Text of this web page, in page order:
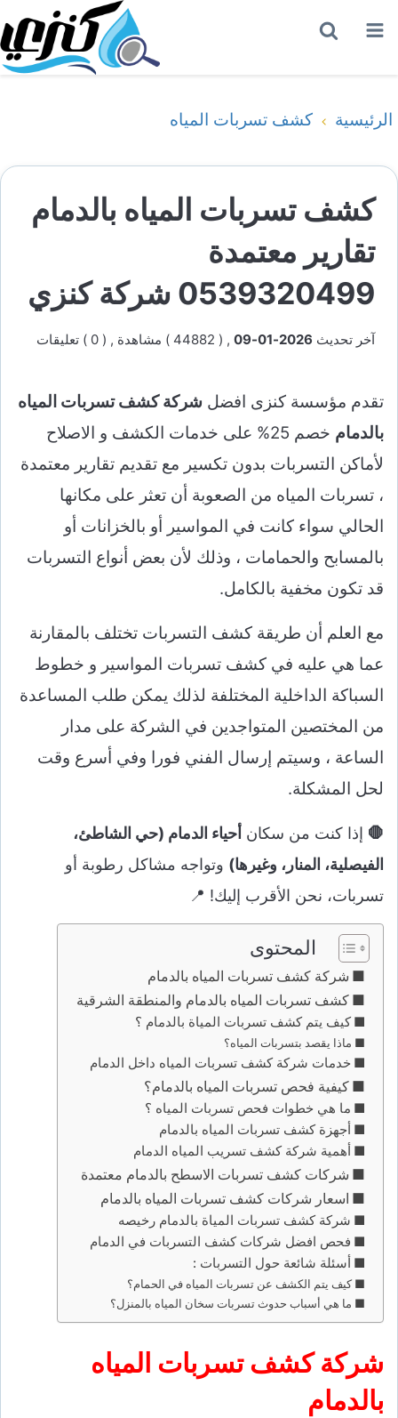
القائمة
الرئيسية كشف تسربات المياه
كشف تسربات المياه بالدمام
تقارير معتمدة
0539320499 شركة كنزي
آخر تحديث 2026-01-09 , ( 44882 ) مشاهدة , ( 0 ) تعليقات
تقدم مؤسسة كنزى افضل شركة كشف تسربات المياه
بالدمام
خصم 25% على خدمات الكشف و الاصلاح
لأماكن التسربات بدون تكسير مع تقديم تقارير معتمدة
، تسربات المياه من الصعوبة أن تعثر على مكانها
الحالي سواء كانت في المواسير أو بالخزانات أو
بالمسابح والحمامات ، وذلك لأن بعض أنواع التسربات
قد تكون مخفية بالكامل.
مع العلم أن طريقة كشف التسربات تختلف بالمقارنة
عما هي عليه في كشف تسربات المواسير و خطوط
السباكة الداخلية المختلفة لذلك يمكن طلب المساعدة
من المختصين المتواجدين في الشركة على مدار
الساعة ، وسيتم إرسال الفني فورا وفي أسرع وقت
لحل المشكلة.
🛑 إذا كنت من سكان أحياء الدمام (حي الشاطئ،
الفيصلية، المنار، وغيرها) وتواجه مشاكل رطوبة أو
تسربات، نحن الأقرب إليك! 📍
المحتوى
شركة كشف تسربات المياه بالدمام
كشف تسربات المياه بالدمام والمنطقة الشرقية
كيف يتم كشف تسربات المياة بالدمام ؟
ماذا يقصد بتسربات المياه؟
خدمات شركة كشف تسربات المياه داخل الدمام
كيفية فحص تسربات المياه بالدمام؟
ما هي خطوات فحص تسربات المياه ؟
أجهزة كشف تسربات المياه بالدمام
أهمية شركة كشف تسريب المياه الدمام
شركات كشف تسربات الاسطح بالدمام معتمدة
اسعار شركات كشف تسربات المياه بالدمام
شركة كشف تسربات المياة بالدمام رخيصه
فحص افضل شركات كشف التسربات في الدمام
أسئلة شائعة حول التسربات :
كيف يتم الكشف عن تسربات المياه في الحمام؟
ما هي أسباب حدوث تسربات سخان المياه بالمنزل؟
شركة كشف تسربات المياه
بالدمام